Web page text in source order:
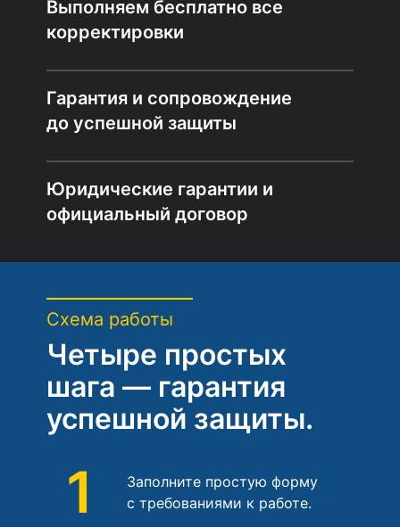
Выполняем бесплатно все
корректировки
Гарантия и сопровождение
до успешной защиты
Юридические гарантии и
официальный договор
Схема работы
Четыре простых
шага — гарантия
успешной защиты.
1
Заполните простую форму
с требованиями к работе.